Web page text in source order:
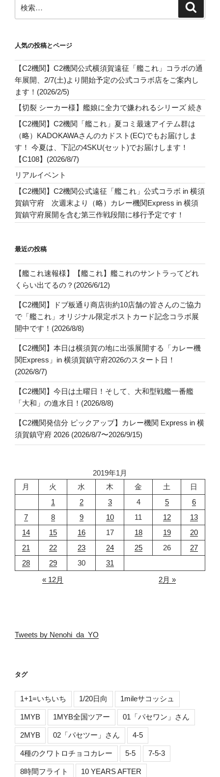
索:
人気の投稿とページ
【C2機関】C2機関公式横須賀遠征「艦これ」コラボの通
年展開、2/7(土)より開始予定の公式コラボ店をご案内し
ます！(2026/2/5)
【切裂 シーカー様】艦娘に全力で嫌われるシリーズ 続き
【C2機関】C2機関「艦これ」夏コミ最速アイテム群は
（略）KADOKAWAさんのカドスト(EC)でもお届けしま
す！ 今夏は、下記の4SKU(セット)でお届けします！
【C108】(2026/8/7)
リアルイベント
【C2機関】C2機関公式遠征「艦これ」公式コラボ in 横須
賀鎮守府 次週末より（略）カレー機関Express in 横須
賀鎮守府展開を含む第三作戦段階に移行予定です！
最近の投稿
【艦これ速報様】【艦これ】艦これのサントラってどれ
くらい出てるの？(2026/6/12)
【C2機関】ドブ板通り商店街約10店舗の皆さんのご協力
で「艦これ」オリジナル限定ポストカード記念コラボ展
開中です！(2026/8/8)
【C2機関】本日は横須賀の地に出張展開する「カレー機
関Express」in 横須賀鎮守府2026のスタート日！
(2026/8/7)
【C2機関】今日は土曜日！そして、大和型戦艦一番艦
「大和」の進水日！(2026/8/8)
【C2機関発信分 ピックアップ】カレー機関 Express in 横
須賀鎮守府 2026 (2026/8/7〜2026/9/15)
2019年1月
月
火 水 木 金 土
日
1
2 3 4 5
6
7
8 9 10 11 12
13
14
15 16 17 18 19
20
21
22 23 24 25 26
27
28
29 30
31
« 12月
2月 »
Tweets by Nenohi_da_YO
タグ
1+1=いちいち 1/20日向 1mileサコッシュ
1MYB 1MYB全国ツアー 01「パセワン」さん
2MYB 02「パセツー」さん 4-5
4種のクワトロチョコカレー 5-5 7-5-3
8時間フライト 10 YEARS AFTER